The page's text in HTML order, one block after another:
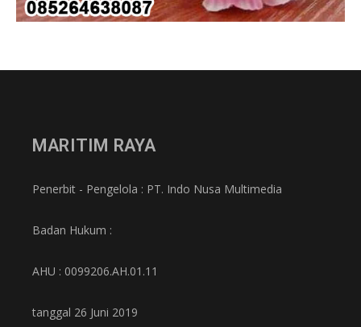
MARITIM RAYA
Penerbit - Pengelola : PT. Indo Nusa Multimedia
Badan Hukum :
AHU : 0099206.AH.01.11
tanggal 26 Juni 2019